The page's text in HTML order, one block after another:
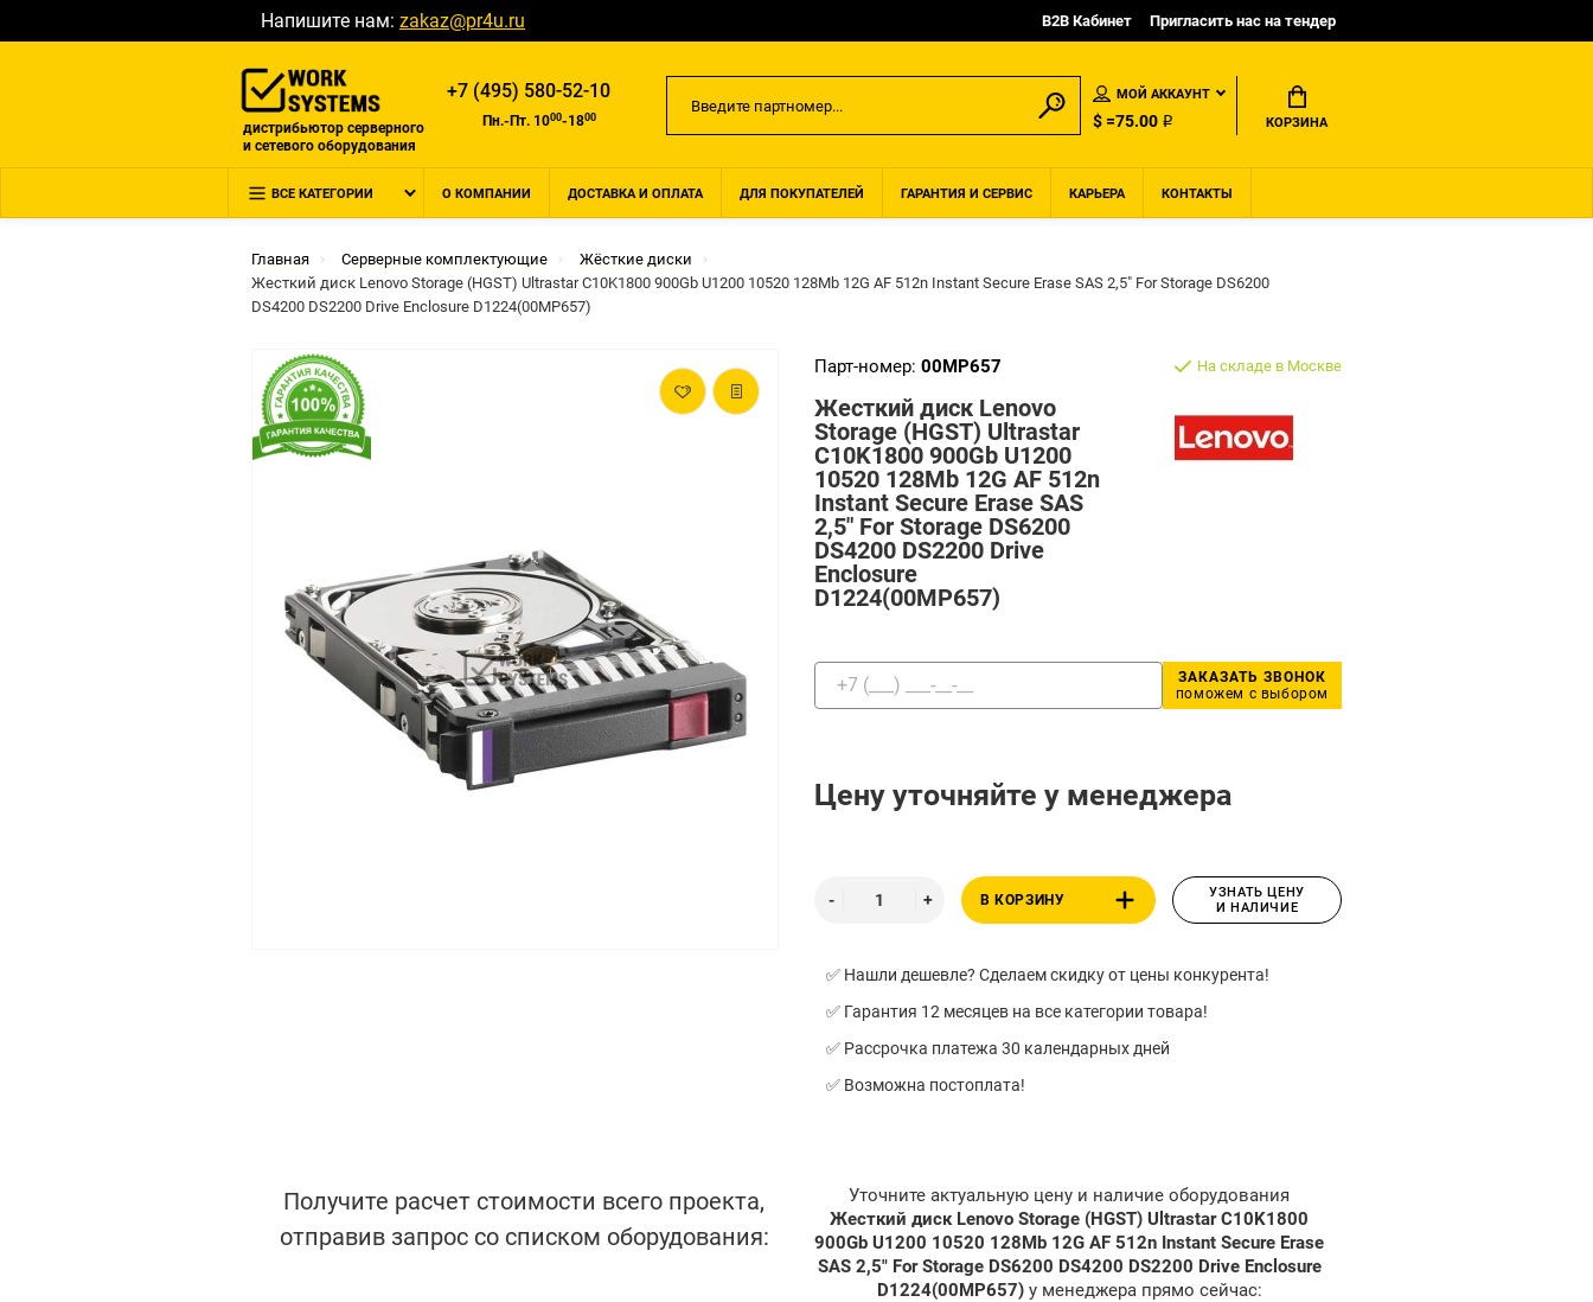
Напишите нам: zakaz@pr4u.ru B2B Кабинет Пригласить нас на тендер
дистрибьютор серверного
и сетевого оборудования
+7 (495) 580-52-10
Пн.-Пт. 1000-1800
МОЙ АККАУНТ
$ =75.00 ₽ КОРЗИНА
ВСЕ КАТЕГОРИИ О КОМПАНИИ ДОСТАВКА И ОПЛАТА ДЛЯ ПОКУПАТЕЛЕЙ ГАРАНТИЯ И СЕРВИС КАРЬЕРА КОНТАКТЫ
Главная Серверные комплектующие
Жёсткие диски
Жесткий диск Lenovo Storage (HGST) Ultrastar C10K1800 900Gb U1200 10520 128Mb 12G AF 512n Instant Secure Erase SAS 2,5" For Storage DS6200
DS4200 DS2200 Drive Enclosure D1224(00MP657)
Парт-номер: 00MP657
Жесткий диск Lenovo
Storage (HGST) Ultrastar
C10K1800 900Gb U1200
10520 128Mb 12G AF 512n
Instant Secure Erase SAS
2,5" For Storage DS6200
DS4200 DS2200 Drive
Enclosure
D1224(00MP657)
На складе в Москве
ЗАКАЗАТЬ ЗВОНОК
поможем с выбором
Цену уточняйте у менеджера
В КОРЗИНУ
УЗНАТЬ ЦЕНУ
И НАЛИЧИЕ
✅ Нашли дешевле? Сделаем скидку от цены конкурента!
✅ Гарантия 12 месяцев на все категории товара!
✅ Рассрочка платежа 30 календарных дней
✅ Возможна постоплата!
Получите расчет стоимости всего проекта,
отправив запрос со списком оборудования:
Уточните актуальную цену и наличие оборудования
Жесткий диск Lenovo Storage (HGST) Ultrastar C10K1800
900Gb U1200 10520 128Mb 12G AF 512n Instant Secure Erase
SAS 2,5" For Storage DS6200 DS4200 DS2200 Drive Enclosure
D1224(00MP657) у менеджера прямо сейчас: